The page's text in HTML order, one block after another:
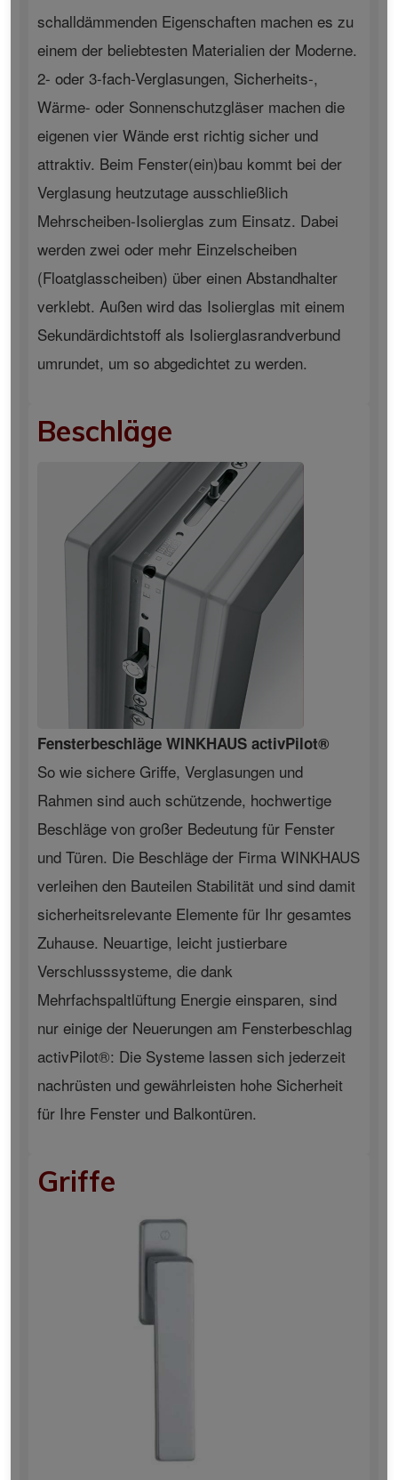
schalldämmenden Eigenschaften machen es zu
einem der beliebtesten Materialien der Moderne.
2- oder 3-fach-Verglasungen, Sicherheits-,
Wärme- oder Sonnenschutzgläser machen die
eigenen vier Wände erst richtig sicher und
attraktiv. Beim Fenster(ein)bau kommt bei der
Verglasung heutzutage ausschließlich
Mehrscheiben-Isolierglas zum Einsatz. Dabei
werden zwei oder mehr Einzelscheiben
(Floatglasscheiben) über einen Abstandhalter
verklebt. Außen wird das Isolierglas mit einem
Sekundärdichtstoff als Isolierglasrandverbund
umrundet, um so abgedichtet zu werden.
Beschläge
Fensterbeschläge WINKHAUS activPilot®
So wie sichere Griffe, Verglasungen und
Rahmen sind auch schützende, hochwertige
Beschläge von großer Bedeutung für Fenster
und Türen. Die Beschläge der Firma WINKHAUS
verleihen den Bauteilen Stabilität und sind damit
sicherheitsrelevante Elemente für Ihr gesamtes
Zuhause. Neuartige, leicht justierbare
Verschlusssysteme, die dank
Mehrfachspaltlüftung Energie einsparen, sind
nur einige der Neuerungen am Fensterbeschlag
activPilot®: Die Systeme lassen sich jederzeit
nachrüsten und gewährleisten hohe Sicherheit
für Ihre Fenster und Balkontüren.
Griffe